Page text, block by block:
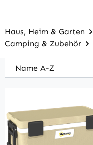
Haus, Heim & Garten
Camping & Zubehör